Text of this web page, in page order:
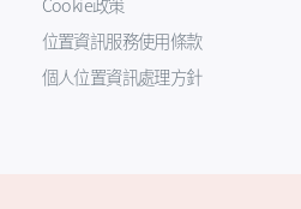
位置資訊服務使用條款
個人位置資訊處理方針